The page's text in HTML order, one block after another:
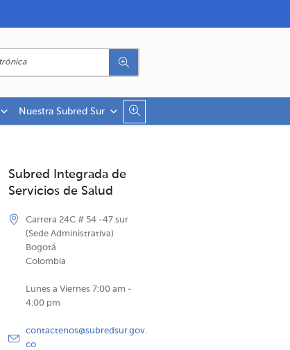
Nuestra Subred Sur
Subred Integrada de
Servicios de Salud
Carrera 24C # 54 -47 sur
(Sede Administrativa)
Bogotá
Colombia
Lunes a Viernes 7:00 am -
4:00 pm
contactenos@subredsur.gov.
co